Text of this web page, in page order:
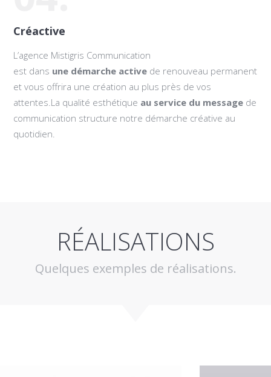
Créactive
L’agence Mistigris Communication
est dans une démarche active de renouveau permanent
et vous offrira une création au plus près de vos
attentes.La qualité esthétique au service du message de
communication structure notre démarche créative au
quotidien.
RÉALISATIONS
Quelques exemples de réalisations.